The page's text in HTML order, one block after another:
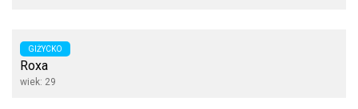
GIŻYCKO
Roxa
wiek: 29